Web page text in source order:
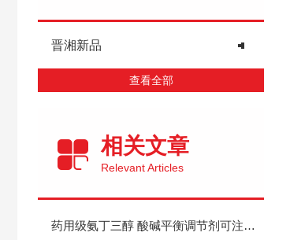
晋湘新品
查看全部
相关文章
Relevant Articles
药用级氨丁三醇 酸碱平衡调节剂可注射 CAS77-86-1